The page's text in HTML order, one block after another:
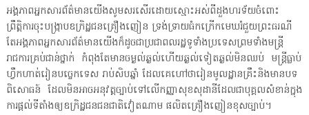
អង្គភាពអ្នកសារព័ត៌មានយើងសូមសរសើរដោយស្មោះអស់ពីដួងហរទ័យចំពោះ
ព្រឹត្តិការចុះបង្ក្រាបឧក្រិដ្ឋជនគ្រឿងញៀន ទ្រង់ទ្រាយធំកក្រើកមេឃរំជួយព្រះធរណី
តែអង្គភាពអ្នកសារព័ត៌មានយើងក៏ដូចជាប្រជាពលរដ្ឋទូទាំងប្រទេសព្រមទាំងមន្ត្រី
រាជការគ្រប់ជាន់ថ្នាក់ កំពុងតែមានចម្ងល់ឆ្ងល់ហើយឆ្ងល់ទៀតឆ្ងល់មិនឈប់ មន្ត្រីធ្លាប់
ហ្វឹកហាត់រៀនបច្ចេកទេស រាប់សិបឆ្នាំ ដែលគេហៅថារៀនមូលដ្ឋានគ្រឹះនិងមានបទ
ពិសោធន៍ ដែលមិនអាចអនុវត្តច្បាប់ទៅលើកញ្ញាសុខសុដានីដែលជាបុគ្គលសំខាន់ក្នុង
ការផ្ដល់ទីតាំងឲ្យឧក្រិដ្ឋជនជនជាតិវៀតណាម ផលិតគ្រឿងញៀនខុសច្បាប់។